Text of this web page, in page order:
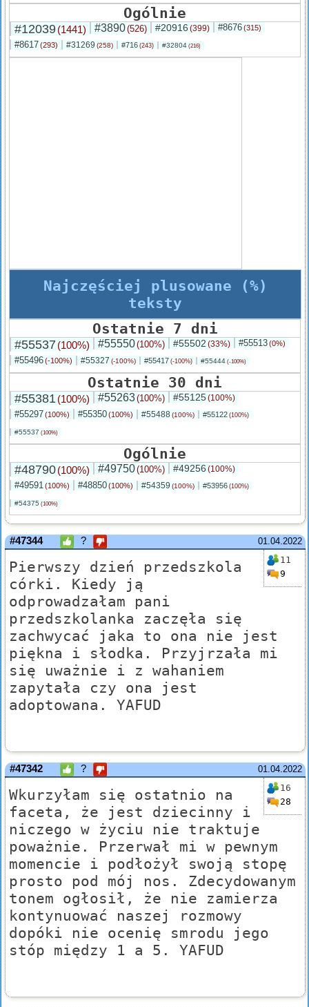
Ogólnie
#12039(1441) #3890(526) #20916 (399) #8676(315)
#8617(293) #31269 (258) #716 (243) #32804 (216)
Najczęściej plusowane (%)
teksty
Ostatnie 7 dni
#55537 (100%) #55550(100%) #55502 (33%) #55513(0%)
#55496(-100%) #55327 (-100%) #55417 (-100%) #55444 (-100%)
Ostatnie 30 dni
#55381(100%) #55263(100%) #55125(100%)
#55297(100%) #55350(100%) #55488 (100%) #55122 (100%)
#55537 (100%)
Ogólnie
#48790(100%) #49750(100%) #49256 (100%)
#49591(100%) #48850(100%) #54359 (100%) #53956 (100%)
#54375 (100%)
01.04.2022
#47344 ?
11
9
Pierwszy dzień przedszkola
córki. Kiedy ją
odprowadzałam pani
przedszkolanka zaczęła się
zachwycać jaka to ona nie jest
piękna i słodka. Przyjrzała mi
się uważnie i z wahaniem
zapytała czy ona jest
adoptowana. YAFUD
01.04.2022
#47342 ?
16
28
Wkurzyłam się ostatnio na
faceta, że jest dziecinny i
niczego w życiu nie traktuje
poważnie. Przerwał mi w pewnym
momencie i podłożył swoją stopę
prosto pod mój nos. Zdecydowanym
tonem ogłosił, że nie zamierza
kontynuować naszej rozmowy
dopóki nie ocenię smrodu jego
stóp między 1 a 5. YAFUD